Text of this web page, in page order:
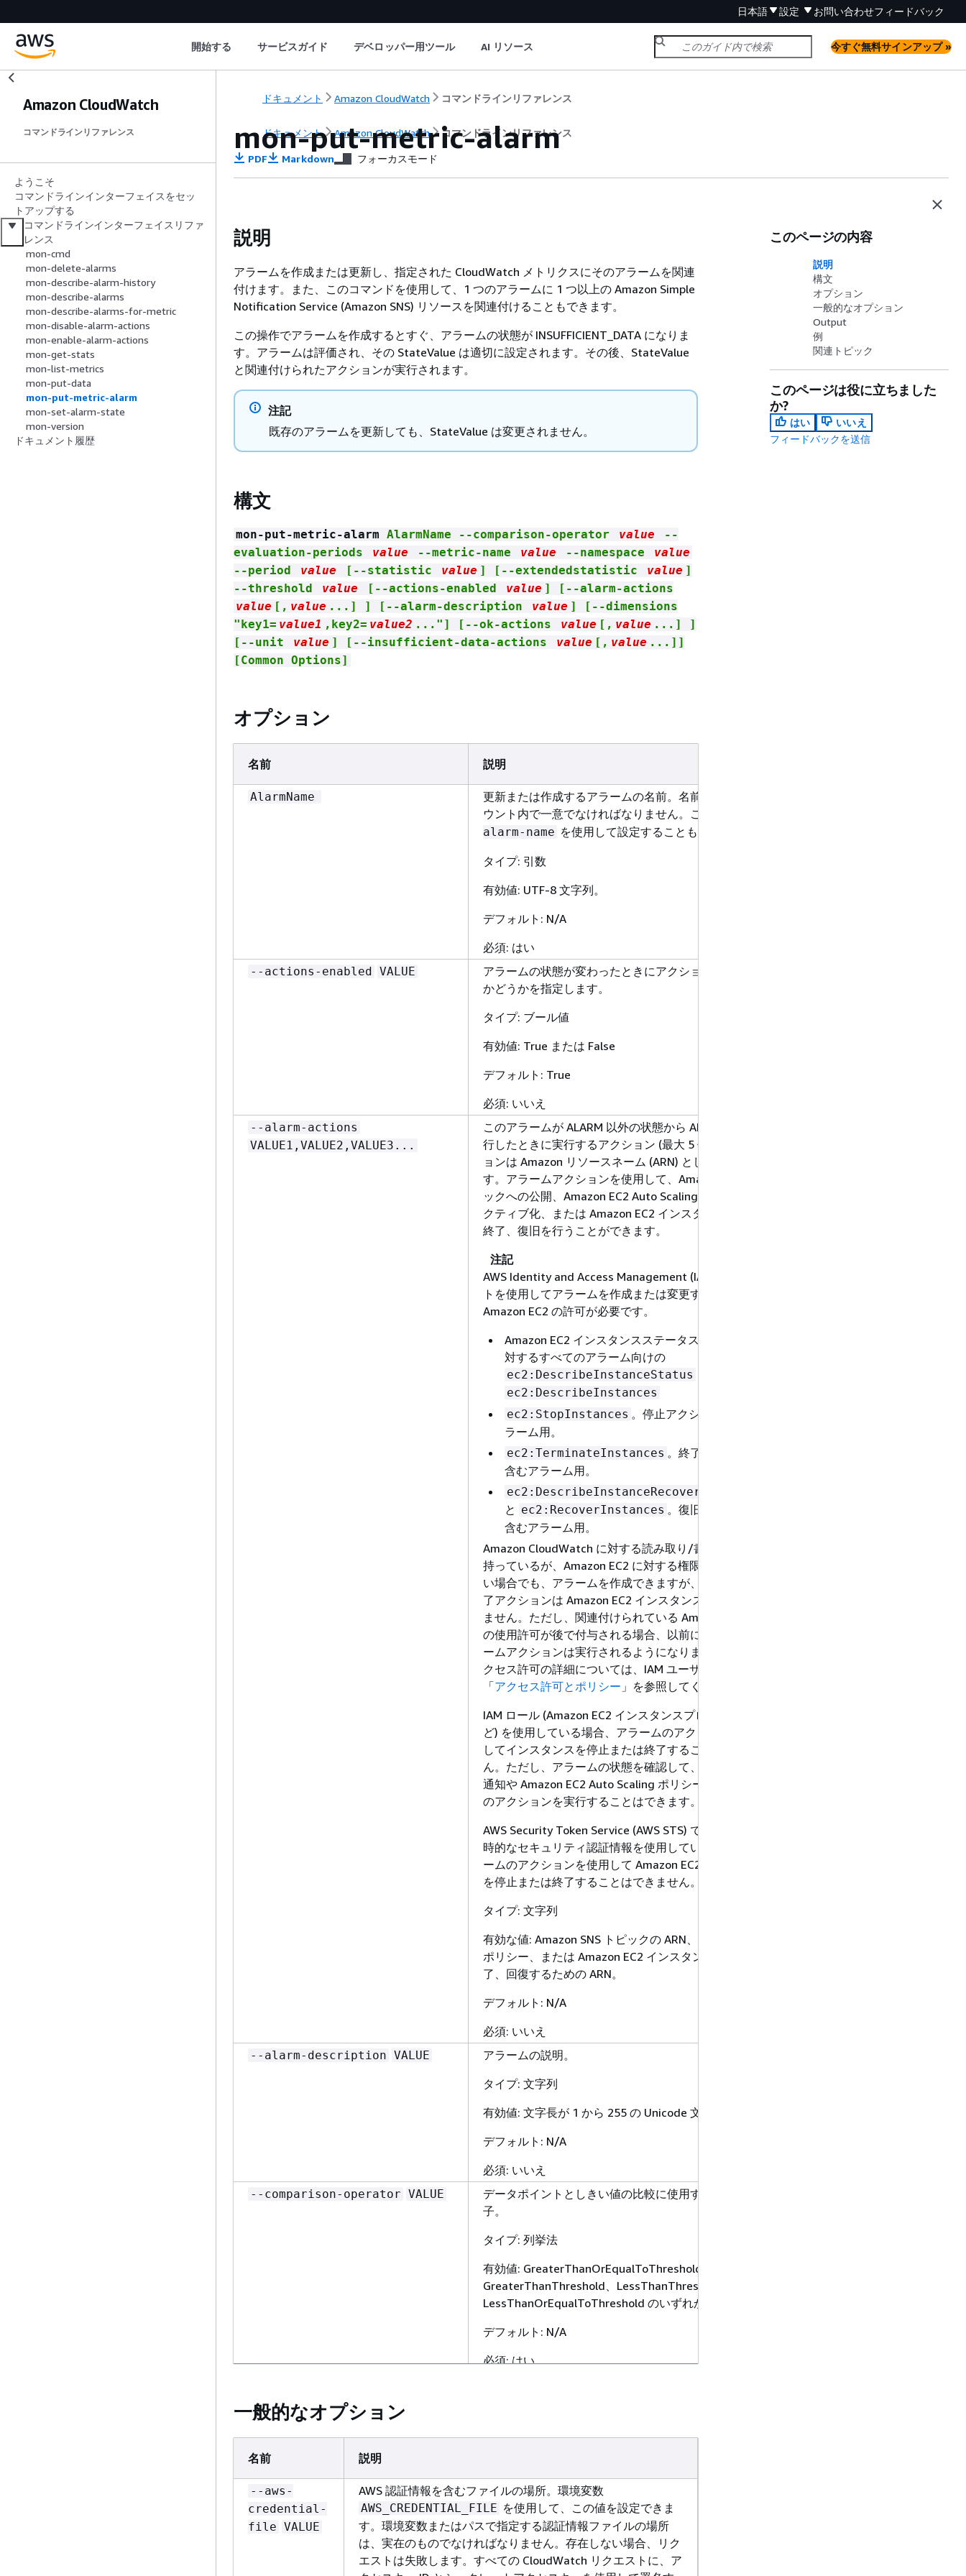
日本語 設定 お問い合わせフィードバック
開始する サービスガイド デベロッパー用ツール AI リソース 今すぐ無料サインアップ »
Amazon CloudWatch
コマンドラインリファレンス
ようこそ
コマンドラインインターフェイスをセッ
トアップする
コマンドラインインターフェイスリファ
レンス
mon-cmd
mon-delete-alarms
mon-describe-alarm-history
mon-describe-alarms
mon-describe-alarms-for-metric
mon-disable-alarm-actions
mon-enable-alarm-actions
mon-get-stats
mon-list-metrics
mon-put-data
mon-put-metric-alarm
mon-set-alarm-state
mon-version
ドキュメント履歴
ドキュメント Amazon CloudWatch コマンドラインリファレンス
ドキュメント Amazon CloudWatch コマンドラインリファレンス
mon-put-metric-alarm
PDF Markdown フォーカスモード
説明
アラームを作成または更新し、指定された CloudWatch メトリクスにそのアラームを関連
付けます。また、このコマンドを使用して、1 つのアラームに 1 つ以上の Amazon Simple
Notification Service (Amazon SNS) リソースを関連付けることもできます。
この操作でアラームを作成するとすぐ、アラームの状態が INSUFFICIENT_DATA になりま
す。アラームは評価され、その StateValue は適切に設定されます。その後、StateValue
と関連付けられたアクションが実行されます。
注記
既存のアラームを更新しても、StateValue は変更されません。
構文
mon-put-metric-alarm AlarmName --comparison-operator value
--
evaluation-periods
value --metric-name value --namespace
value
--period
value [--statistic value ] [--extendedstatistic value ]
--threshold
value [--actions-enabled value ] [--alarm-actions
value [, value ...] ] [--alarm-description value ] [--dimensions
"key1= value1 ,key2= value2 ..."] [--ok-actions value [, value ...] ]
[--unit
value ] [--insufficient-data-actions value [, value ...]]
[Common Options]
オプション
名前 説明
AlarmName
更新または作成するアラームの名前。名前は AWS アカ
ウント内で一意でなければなりません。この値は
alarm-name を使用して設定することもできます。
タイプ: 引数
有効値: UTF-8 文字列。
デフォルト: N/A
必須: はい
--actions-enabled VALUE
アラームの状態が変わったときにアクションを実行する
かどうかを指定します。
タイプ: ブール値
有効値: True または False
デフォルト: True
必須: いいえ
--alarm-actions
VALUE1,VALUE2,VALUE3...
このアラームが ALARM 以外の状態から ALARM 状態に移
行したときに実行するアクション (最大 5 個)。各アクシ
ョンは Amazon リソースネーム (ARN) として指定されま
す。アラームアクションを使用して、Amazon SNS トピ
ックへの公開、Amazon EC2 Auto Scaling ポリシーのア
クティブ化、または Amazon EC2 インスタンスの停止、
終了、復旧を行うことができます。
注記
AWS Identity and Access Management (IAM) アカウン
トを使用してアラームを作成または変更する場合、次の
Amazon EC2 の許可が必要です。
Amazon EC2 インスタンスステータスメトリクスに
対するすべてのアラーム向けの
ec2:DescribeInstanceStatus
ec2:DescribeInstances
ec2:StopInstances 。停止アクションを含むア
ラーム用。
ec2:TerminateInstances 。終了アクションを
含むアラーム用。
ec2:DescribeInstanceRecoveryAttribute
と ec2:RecoverInstances 。復旧アクションを
含むアラーム用。
Amazon CloudWatch に対する読み取り/書き込み権限は
持っているが、Amazon EC2 に対する権限を持っていな
い場合でも、アラームを作成できますが、停止または終
了アクションは Amazon EC2 インスタンスでは実行され
ません。ただし、関連付けられている Amazon EC2 API
の使用許可が後で付与される場合、以前に作成したアラ
ームアクションは実行されるようになります。IAM のア
クセス許可の詳細については、IAM ユーザーガイドの
「アクセス許可とポリシー 」を参照してください。
IAM ロール (Amazon EC2 インスタンスプロファイルな
ど) を使用している場合、アラームのアクションを使用
してインスタンスを停止または終了することはできませ
ん。ただし、アラームの状態を確認して、Amazon SNS
通知や Amazon EC2 Auto Scaling ポリシーなど、その他
のアクションを実行することはできます。
AWS Security Token Service (AWS STS) で付与された一
時的なセキュリティ認証情報を使用している場合、アラ
ームのアクションを使用して Amazon EC2 インスタンス
を停止または終了することはできません。
タイプ: 文字列
有効な値: Amazon SNS トピックの ARN、Auto Scaling
ポリシー、または Amazon EC2 インスタンスを停止、終
了、回復するための ARN。
デフォルト: N/A
必須: いいえ
--alarm-description VALUE
アラームの説明。
タイプ: 文字列
有効値: 文字長が 1 から 255 の Unicode 文字列
デフォルト: N/A
必須: いいえ
--comparison-operator VALUE
データポイントとしきい値の比較に使用する比較演算
子。
タイプ: 列挙法
有効値: GreaterThanOrEqualToThreshold、
GreaterThanThreshold、LessThanThreshold、または
LessThanOrEqualToThreshold のいずれか
デフォルト: N/A
必須: はい
"key1=value1,key2=value2..."
できます。
dimensions "key1=value1" --dimensions
"key2=value2"
1 つのオプションにまとめた場合: --dimensions
"key1=value1,key2=value2"
タイプ: マップ
一般的なオプション
名前 説明
--aws-
credential-
file VALUE
AWS 認証情報を含むファイルの場所。環境変数
AWS_CREDENTIAL_FILE を使用して、この値を設定できま
す。環境変数またはパスで指定する認証情報ファイルの場所
は、実在のものでなければなりません。存在しない場合、リク
エストは失敗します。すべての CloudWatch リクエストに、ア
このページの内容
説明
構文
オプション
一般的なオプション
Output
例
関連トピック
このページは役に立ちました
か?
はい
いいえ
フィードバックを送信